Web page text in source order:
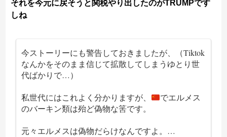
それを今元に戻そうと関税やり出したのがTRUMPです
しね
今ストーリーにも警告しておきましたが、（Tiktok
なんかをそのまま信じて拡散してしまうゆとり世
代ばかりで…）
私世代にはこれよく分かりますが、
でエルメス
のバーキン類は殆ど偽物な筈です。
元々エルメスは偽物だらけなんですよ。…